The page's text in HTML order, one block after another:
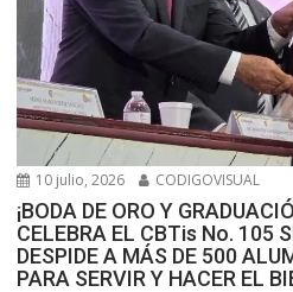
10 julio, 2026 CODIGOVISUAL
¡BODA DE ORO Y
CELEBRA EL CBTis No. 105
DESPIDE A MÁS DE 500
PARA SERVIR Y HACER EL